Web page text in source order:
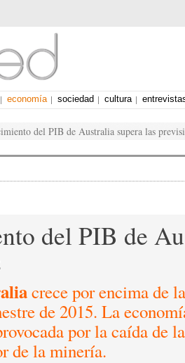
del PIB de Australia supera las
economía sociedad cultura
del PIB de
crece por encima de
de 2015. La
por la caída de
de la minería.